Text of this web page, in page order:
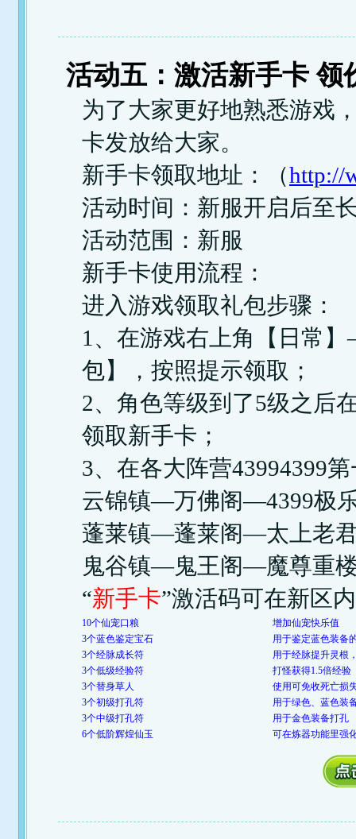
活动五：激活新手卡 领
为了大家更好地熟悉游戏
卡发放给大家。
新手卡领取地址：（http://
活动时间：新服开启后至
活动范围：新服
新手卡使用流程：
进入游戏领取礼包步骤：
1、在游戏右上角【日常
包】，按照提示领取；
2、角色等级到了5级之后
领取新手卡；
3、在各大阵营43994399
云锦镇—万佛阁—4399极
蓬莱镇—蓬莱阁—太上老
鬼谷镇—鬼王阁—魔尊重
“新手卡”激活码可在新区
10个仙宠口粮
增加仙宠快乐值
3个蓝色鉴定宝石
用于鉴定蓝色装备
3个经脉成长符
用于经脉提升灵根
3个低级经验符
打怪获得1.5倍经验
3个替身草人
使用可免收死亡损
3个初级打孔符
用于绿色、蓝色装
3个中级打孔符
用于金色装备打孔
6个低阶辉煌仙玉
可在炼器功能里强